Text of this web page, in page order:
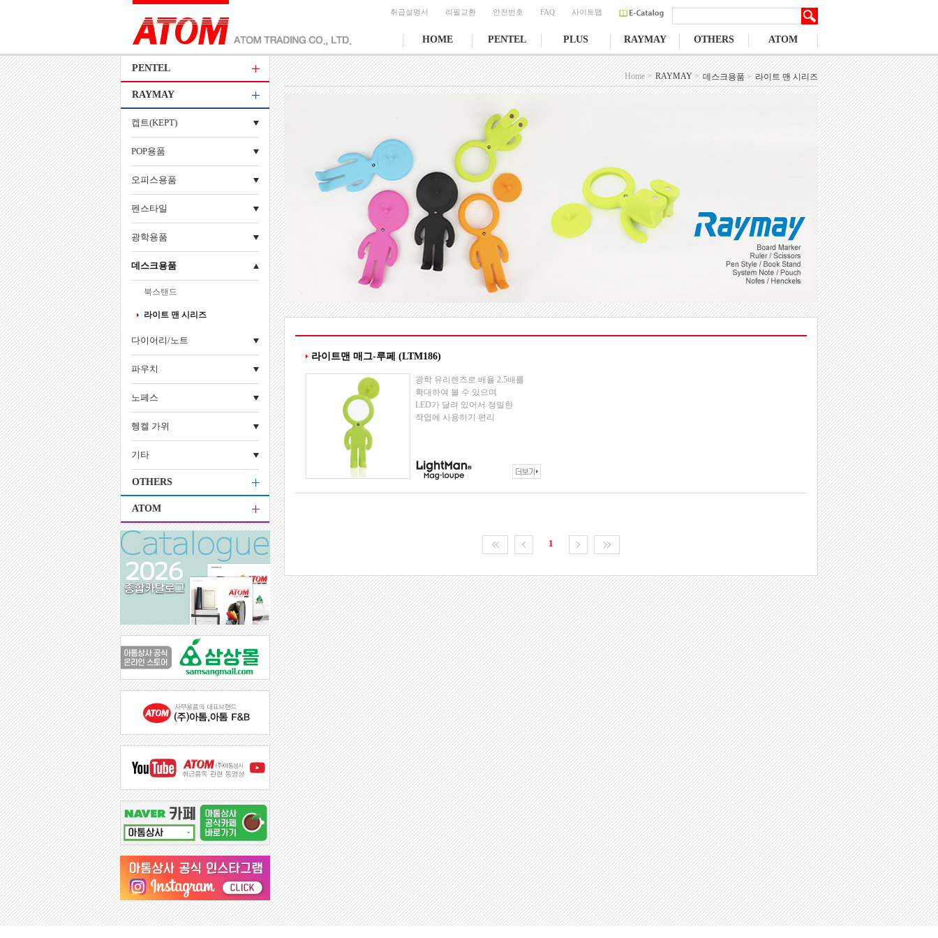
취급설명서 리필교환 안전번호 FAQ 사이트맵
HOME PENTEL PLUS RAYMAY OTHERS ATOM
PENTEL
RAYMAY
켑트(KEPT)
POP용품
오피스용품
펜스타일
광학용품
데스크용품
북스탠드
라이트 맨 시리즈
다이어리/노트
파우치
노페스
헹켈 가위
기타
OTHERS
ATOM
Home > RAYMAY> 데스크용품> 라이트 맨 시리즈
라이트맨 매그-루페 (LTM186)
광학 유리렌즈로 배율 2.5배를
확대하여 볼 수 있으며
LED가 달려 있어서 정밀한
작업에 사용하기 편리
1